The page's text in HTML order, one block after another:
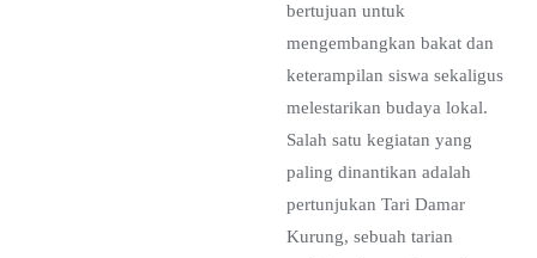
bertujuan untuk
mengembangkan bakat dan
keterampilan siswa sekaligus
melestarikan budaya lokal.
Salah satu kegiatan yang
paling dinantikan adalah
pertunjukan Tari Damar
Kurung, sebuah tarian